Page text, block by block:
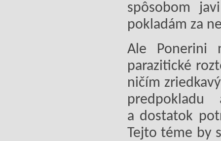
spôsobom
pokladám za
Ale Ponerini
parazitické
ničím
a dostatok
Tejto téme by